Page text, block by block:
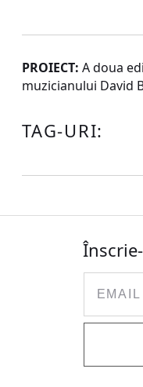
PROIECT: A doua
muzicianului David
TAG-URI: